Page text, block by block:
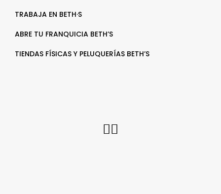
TRABAJA EN BETH·S
ABRE TU FRANQUICIA BETH’S
TIENDAS FÍSICAS Y PELUQUERÍAS BETH’S